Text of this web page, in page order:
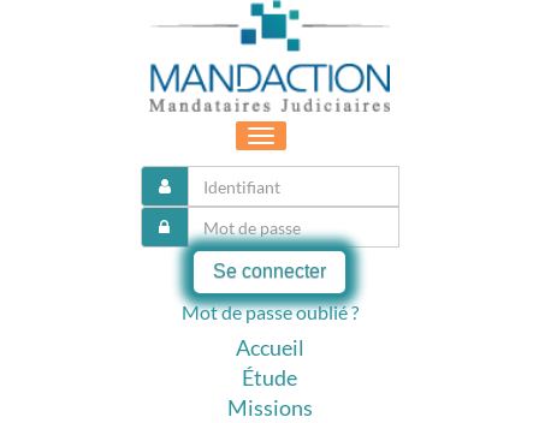
Toggle
navigation
Se connecter
Mot de passe oublié ?
Accueil
Étude
Missions